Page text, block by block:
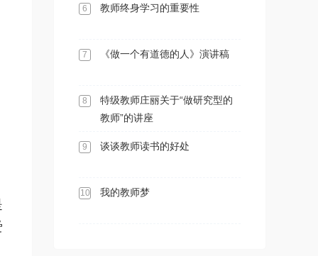
6 教师终身学习的重要性
7 《做一个有道德的人》演讲稿
8
特级教师庄丽关于“做研究型的
教师”的讲座
9 谈谈教师读书的好处
10 我的教师梦